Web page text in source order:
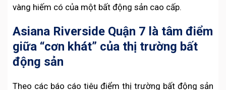
vàng hiếm có của một bất động sản cao cấp.
Asiana Riverside Quận 7 là tâm điểm
giữa “cơn khát” của thị trường bất
động sản
Theo các báo cáo tiêu điểm thị trường bất động sản